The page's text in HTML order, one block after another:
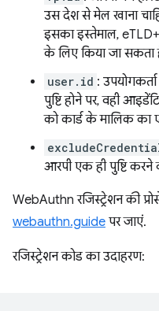
उस देश से मेल खाना
इसका इस्तेमाल,
के लिए किया जा सकता
user.id :
पुष्टि होने पर, वही
को कार्ड के मालिक का
आरपी एक ही पुष्टि
WebAuthn रजिस्ट्रेशन की
webauthn.guide पर जाएं.
रजिस्ट्रेशन कोड का उदाहरण: